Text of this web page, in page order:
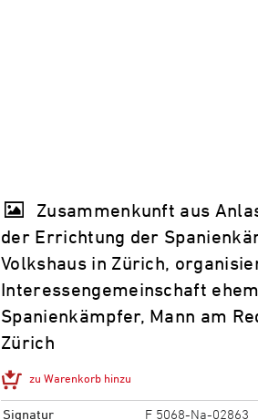
Zusammenkunft aus
der Errichtung der
Volkshaus in Zürich,
Interessengemeinschaft
Spanienkämpfer, Mann am
Zürich
zu Warenkorb hinzu
Signatur
F 5068-Na-02863